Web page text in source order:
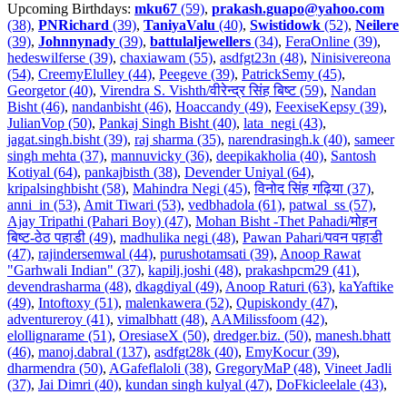
Upcoming Birthdays: mku67 (59), prakash.guapo@yahoo.com
(38), PNRichard (39), TaniyaValu (40), Swistidowk (52), Neilere
(39), Johnnynady (39), battulaljewellers (34), FeraOnline (39),
hedeswilferse (39), chaxiawam (55), asdfgt23n (48), Ninisivereona
(54), CreemyElulley (44), Peegeve (39), PatrickSemy (45),
Georgetor (40), Virendra S. Vishth/वीरेन्द्र सिंह बिष्ट (59), Nandan
Bisht (46), nandanbisht (46), Hoaccandy (49), FeexiseKepsy (39),
JulianVop (50), Pankaj Singh Bisht (40), lata_negi (43),
jagat.singh.bisht (39), raj sharma (35), narendrasingh.k (40), sameer
singh mehta (37), mannuvicky (36), deepikakholia (40), Santosh
Kotiyal (64), pankajbisth (38), Devender Uniyal (64),
kripalsinghbisht (58), Mahindra Negi (45),विनोद सिंह गढ़िया (37),
anni_in (53), Amit Tiwari (53), vedbhadola (61), patwal_ss (57),
Ajay Tripathi (Pahari Boy) (47), Mohan Bisht -Thet Pahadi/मोहन
बिष्ट-ठेठ पहाडी (49), madhulika negi (48), Pawan Pahari/पवन पहाडी
(47), rajindersemwal (44), purushotamsati (39), Anoop Rawat
"Garhwali Indian" (37), kapilj.joshi (48), prakashpcm29 (41),
devendrasharma (48), dkagdiyal (49), Anoop Raturi (63), kaYaftike
(49), Intoftoxy (51), malenkawera (52), Qupiskondy (47),
adventureroy (41), vimalbhatt (48), AAMilissfoom (42),
elollignarame (51), OresiaseX (50), dredger.biz. (50), manesh.bhatt
(46), manoj.dabral (137), asdfgt28k (40), EmyKocur (39),
dharmendra (50), AGafeflaloli (38), GregoryMaP (48), Vineet Jadli
(37), Jai Dimri (40), kundan singh kulyal (47), DoFkicleelale (43),